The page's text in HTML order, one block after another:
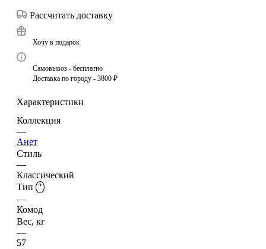
Рассчитать доставку
Хочу в подарок
Самовывоз - бесплатно
Доставка по городу - 3800 ₽
Характеристики
Коллекция
—
Анет
Стиль
—
Классический
Тип
?
—
Комод
Вес, кг
—
57